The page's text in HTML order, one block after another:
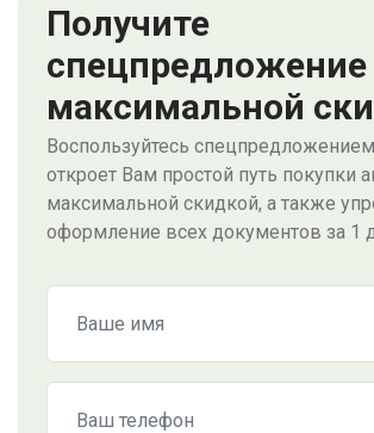
Получите
спецпредложение
максимальной
Воспользуйтесь
откроет Вам простой путь покупки
максимальной скидкой, а также
оформление всех документов за 1